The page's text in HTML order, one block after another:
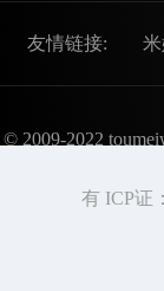
友情链接:
© 2009-2022
有 ICP证：